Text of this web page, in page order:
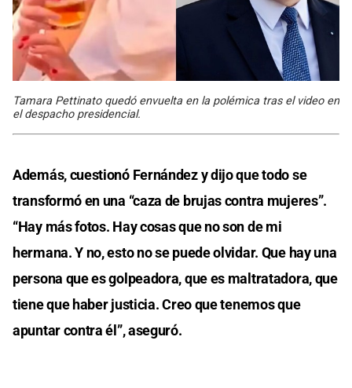
Tamara Pettinato quedó envuelta en la polémica tras el video en
el despacho presidencial.
Además, cuestionó Fernández y dijo que todo se
transformó en una “caza de brujas contra mujeres”.
“Hay más fotos. Hay cosas que no son de mi
hermana. Y no, esto no se puede olvidar. Que hay una
persona que es golpeadora, que es maltratadora, que
tiene que haber justicia. Creo que tenemos que
apuntar contra él”, aseguró.